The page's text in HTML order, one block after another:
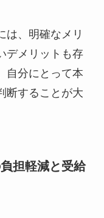
は、明確なメリ
デメリットも存
自分にとって本
断することが大
担軽減と受給